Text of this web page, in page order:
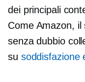
dei principali
Come Amazon,
senza dubbio
su soddisfazione